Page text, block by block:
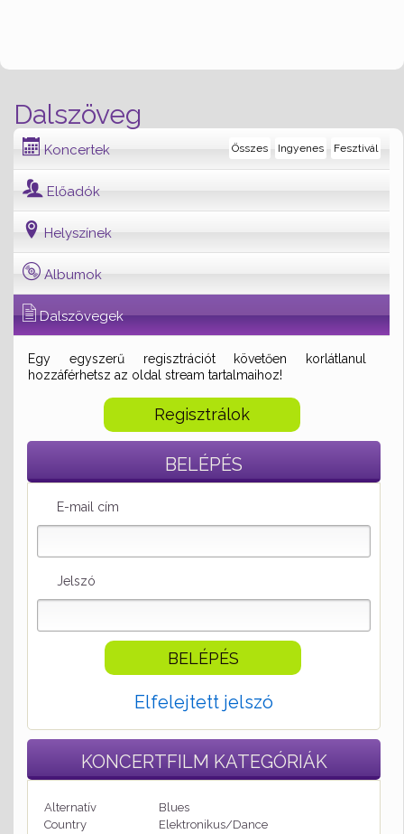
Dalszöveg
Koncertek Fesztivál
Ingyenes
Összes
Előadók
Helyszínek
Albumok
Dalszövegek
Egy egyszerű regisztrációt követően korlátlanul
hozzáférhetsz az oldal stream tartalmaihoz!
Regisztrálok
BELÉPÉS
E-mail cím
Jelszó
Elfelejtett jelszó
KONCERTFILM KATEGÓRIÁK
Alternatív
Blues
Country
Elektronikus/Dance